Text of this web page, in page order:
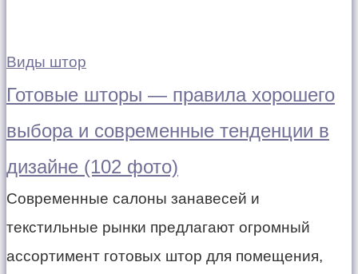
Виды штор
Готовые шторы — правила хорошего
выбора и современные тенденции в
дизайне (102 фото)
Современные салоны занавесей и
текстильные рынки предлагают огромный
ассортимент готовых штор для помещения,